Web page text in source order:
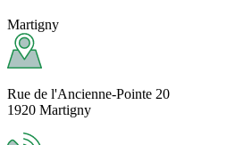
Martigny
Rue de l'Ancienne-Pointe 20
1920 Martigny